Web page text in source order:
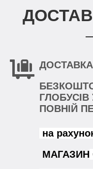
ДОСТАВКА
ГЛОБУСІВ
ПОВНІЙ
на
МАГАЗИН